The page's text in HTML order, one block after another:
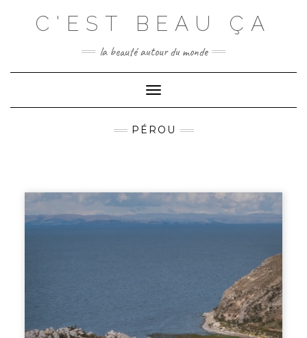
C'EST BEAU ÇA
la beauté autour du monde
Toggle
PÉROU